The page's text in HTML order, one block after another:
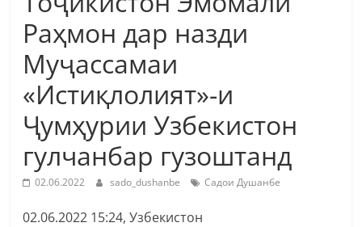
Раҳмон дар назди
Муҷассамаи
«Истиқлолият»-и
Ҷумҳурии Узбекистон
гулчанбар гузоштанд
02.06.2022 sado_dushanbe Садои Душанбе
02.06.2022 15:24, Узбекистон